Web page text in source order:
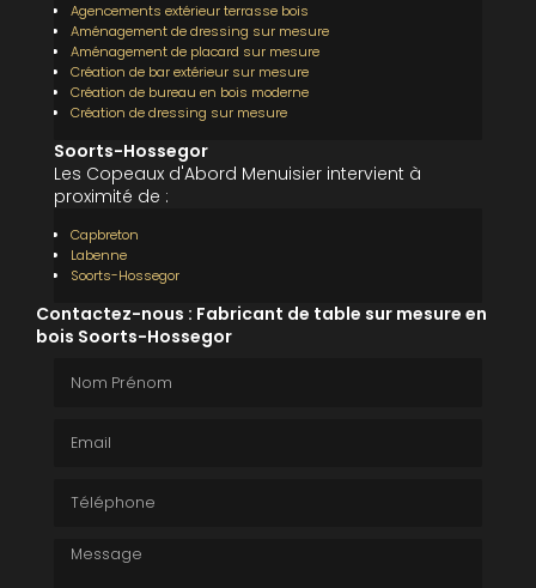
Agencements extérieur terrasse bois
Aménagement de dressing sur mesure
Aménagement de placard sur mesure
Création de bar extérieur sur mesure
Création de bureau en bois moderne
Création de dressing sur mesure
Soorts-Hossegor
Les Copeaux d'Abord Menuisier intervient à
proximité de :
Capbreton
Labenne
Soorts-Hossegor
Contactez-nous : Fabricant de table sur mesure en
bois Soorts-Hossegor
Message